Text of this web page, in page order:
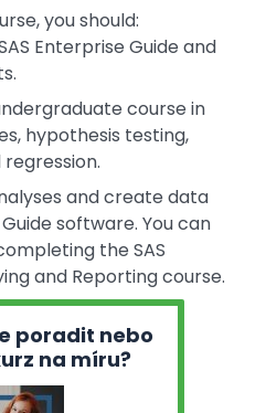
you should:
Enterprise Guide and
course in
hypothesis testing,
and create data
software. You can
the SAS
and Reporting course.
poradit nebo
na míru?